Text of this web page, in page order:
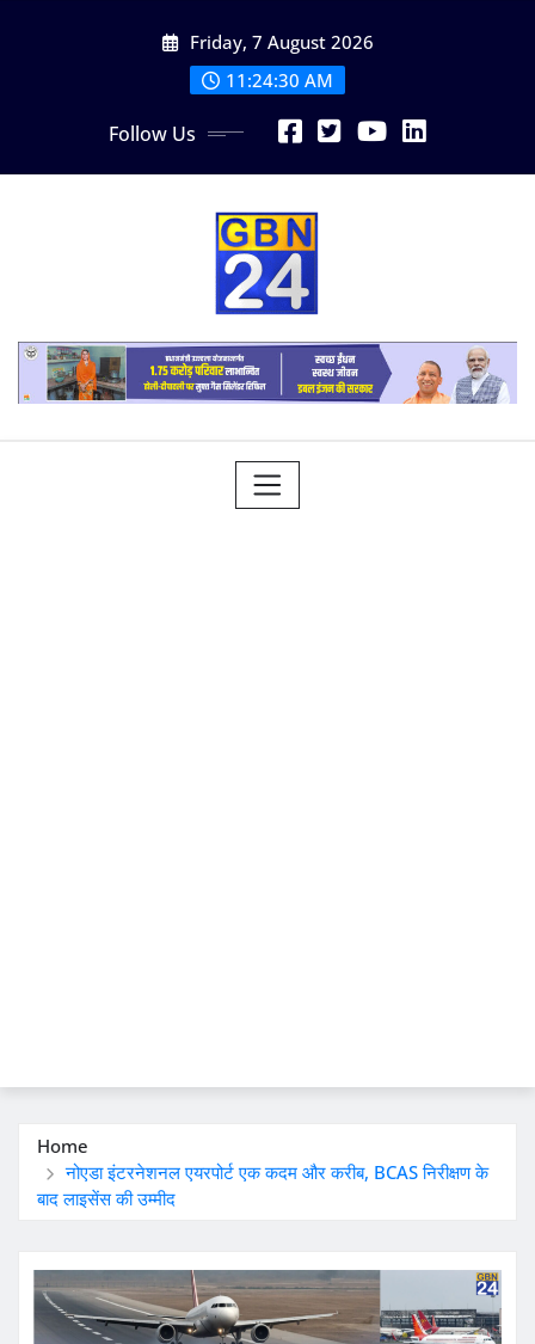
Friday, 7 August 2026
11:24:31 AM
Follow Us
Home
नोएडा इंटरनेशनल एयरपोर्ट एक कदम और करीब, BCAS निरीक्षण के
बाद लाइसेंस की उम्मीद